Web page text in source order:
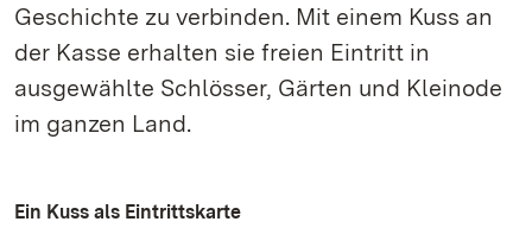
Geschichte zu verbinden. Mit einem Kuss an
der Kasse erhalten sie freien Eintritt in
ausgewählte Schlösser, Gärten und Kleinode
im ganzen Land.
Ein Kuss als Eintrittskarte